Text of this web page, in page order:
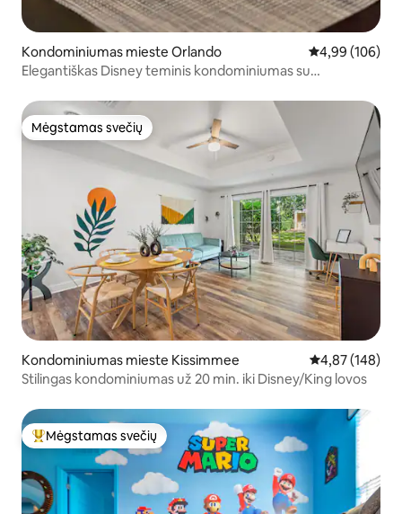
Kondominiumas mieste Orlando Vidutinis
4,99 (106)
Elegantiškas Disney teminis kondominiumas su
Mėgstamas svečių
Mėgstamas svečių
Kondominiumas mieste Kissimmee Vidutinis
4,87 (148)
Stilingas kondominiumas už 20 min. iki Disney/King lovos
Svečių mėgstamiausias
Mėgstamas svečių